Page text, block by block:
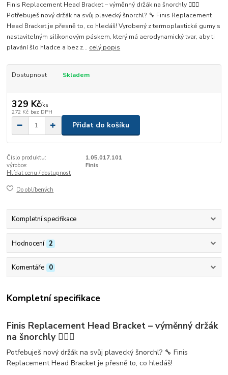
Finis Replacement Head Bracket – výměnný držák na šnorchly 🏊‍♂️✨
Potřebuješ nový držák na svůj plavecký šnorchl? 🔧 Finis Replacement
Head Bracket je přesně to, co hledáš! Vyrobený z termoplastické gumy s
nastavitelným silikonovým páskem, který má aerodynamický tvar, aby ti
plavání šlo hladce a bez z... celý popis
Dostupnost Skladem
329 Kč/ks
272 Kč bez DPH
Přidat do košíku
Číslo produktu:
1.05.017.101
výrobce:
Finis
Hlídat cenu / dostupnost
Do oblíbených
Kompletní specifikace
Hodnocení 2
Komentáře 0
Kompletní specifikace
Finis Replacement Head Bracket – výměnný držák
na šnorchly 🏊‍♂️✨
Potřebuješnový držák na svůj plavecký šnorchl? 🔧Finis
Replacement Head Bracketje přesně to, co hledáš!